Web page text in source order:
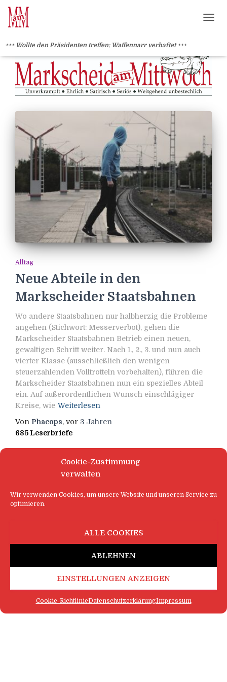
Cookie-Zustimmung
verwalten
Wir verwenden Cookies, um unsere Website und unseren Service zu
optimieren.
ALLE COOKIES
ABLEHNEN
EINSTELLUNGEN ANZEIGEN
Cookie-RichtlinieDatenschutzerklärungImpressum
+++ Wollte den Präsidenten treffen: Waffennarr verhaftet +++
Alltag
Neue Abteile in den
Markscheider Staatsbahnen
Wo andere Staatsbahnen nur halbherzig die Probleme
angehen (Stichwort: Messerverbot), gehen die
Markscheider Staatsbahnen Betrieb einen neuen,
gewaltigen Schritt weiter. Nach 1., 2., 3. und nun auch
vierter Klasse (ausschließlich den wenigen
steuerzahlenden Volltrotteln vorbehalten), führen die
Markscheider Staatsbahnen nun ein spezielles Abteil
ein. Auf außerordentlichen Wunsch einschlägiger
Kreise, wie Weiterlesen
Von Phacops, vor 3 Jahren
685 Leserbriefe